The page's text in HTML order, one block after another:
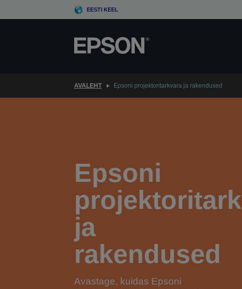
to
EESTI KEEL
AVALEHT Epsoni projektoritarkvara ja rakendused
Epsoni
ja
rakendused
Avastage, kuidas Epsoni